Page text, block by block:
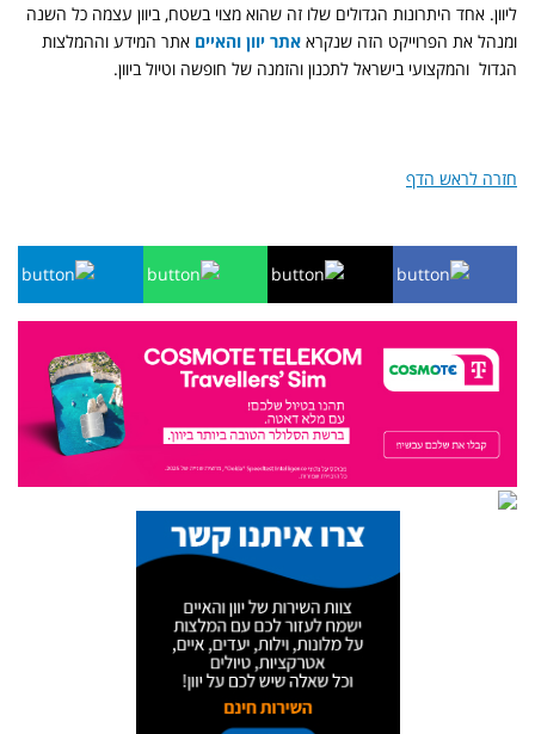
ליוון. אחד היתרונות הגדולים שלו זה שהוא מצוי בשטח, ביוון עצמה כל השנה
ומנהל את הפרוייקט הזה שנקרא אתר יוון והאיים אתר המידע וההמלצות
הגדול והמקצועי בישראל לתכנון והזמנה של חופשה וטיול ביוון.
חזרה לראש הדף